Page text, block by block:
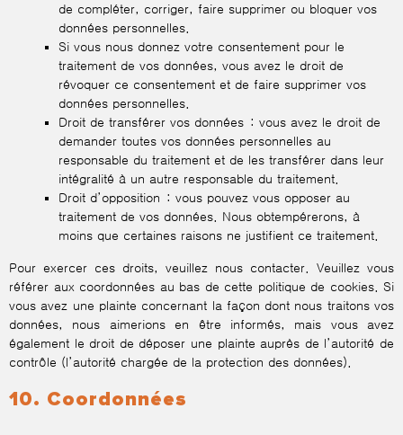
de compléter, corriger, faire supprimer ou bloquer vos
données personnelles.
Si vous nous donnez votre consentement pour le
traitement de vos données, vous avez le droit de
révoquer ce consentement et de faire supprimer vos
données personnelles.
Droit de transférer vos données : vous avez le droit de
demander toutes vos données personnelles au
responsable du traitement et de les transférer dans leur
intégralité à un autre responsable du traitement.
Droit d’opposition : vous pouvez vous opposer au
traitement de vos données. Nous obtempérerons, à
moins que certaines raisons ne justifient ce traitement.
Pour exercer ces droits, veuillez nous contacter. Veuillez vous
référer aux coordonnées au bas de cette politique de cookies. Si
vous avez une plainte concernant la façon dont nous traitons vos
données, nous aimerions en être informés, mais vous avez
également le droit de déposer une plainte auprès de l’autorité de
contrôle (l’autorité chargée de la protection des données).
10. Coordonnées